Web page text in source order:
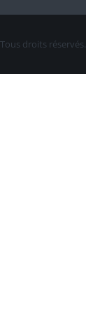
droits réservés.